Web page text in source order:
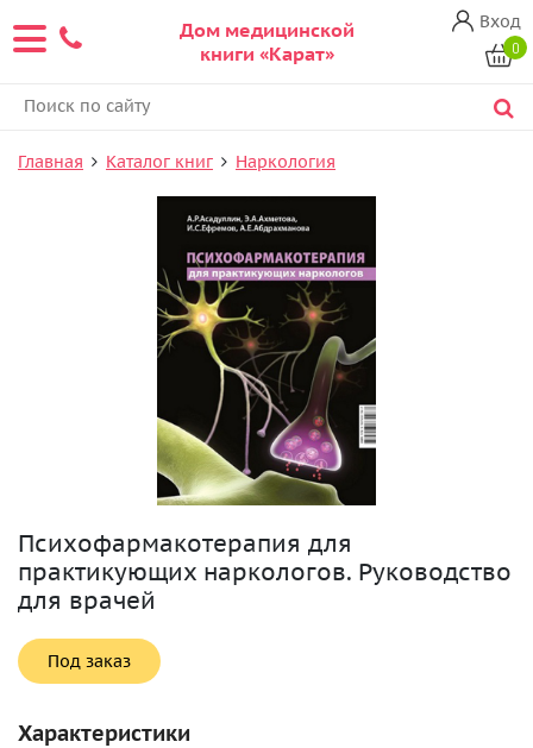
Дом медицинской
книги «Карат»
Вход
0
Главная Каталог книг Наркология
Психофармакотерапия для
практикующих наркологов. Руководство
для врачей
Под заказ
Характеристики